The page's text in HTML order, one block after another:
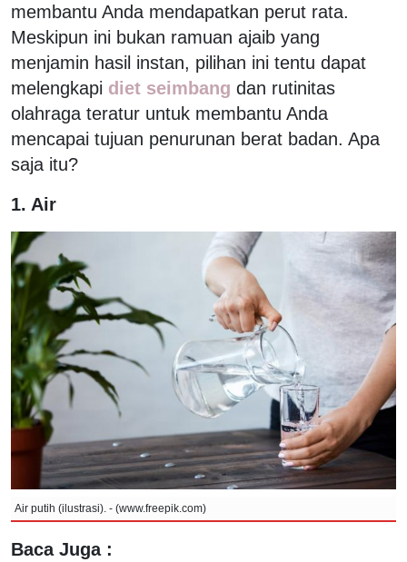
membantu Anda mendapatkan perut rata.
Meskipun ini bukan ramuan ajaib yang
menjamin hasil instan, pilihan ini tentu dapat
melengkapi diet seimbang dan rutinitas
olahraga teratur untuk membantu Anda
mencapai tujuan penurunan berat badan. Apa
saja itu?
1. Air
Air putih (ilustrasi). - (www.freepik.com)
Baca Juga :